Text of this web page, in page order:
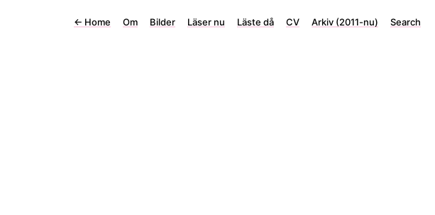
← Home Om Bilder Läser nu Läste då CV Arkiv (2011-nu) Search